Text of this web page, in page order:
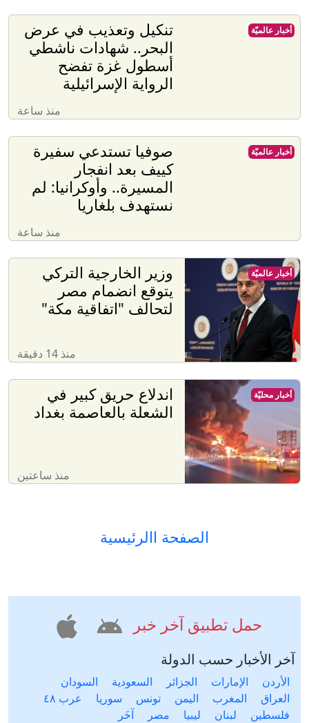
تنكيل وتعذيب في عرض
البحر.. شهادات ناشطي
أسطول غزة تفضح
الرواية الإسرائيلية
منذ ساعة
أخبار عالميّة
صوفيا تستدعي سفيرة
كييف بعد انفجار
المسيرة.. وأوكرانيا: لم
نستهدف بلغاريا
منذ ساعة
أخبار عالميّة
وزير الخارجية التركي
يتوقع انضمام مصر
لتحالف "اتفاقية مكة"
منذ 14 دقيقة
أخبار عالميّة
اندلاع حريق كبير في
الشعلة بالعاصمة بغداد
منذ ساعتين
أخبار محليّة
الصفحة االرئيسية
حمل تطبيق آخر خبر
آخر الأخبار حسب الدولة
الأردن الإمارات الجزائر السعودية
السودان
العراق
المغرب اليمن تونس سوريا
عرب ٤٨
فلسطين
لبنان ليبيا مصر آخَر